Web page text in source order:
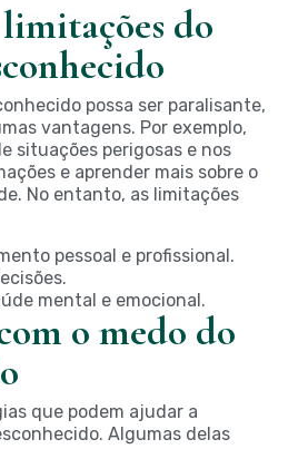
do
possa ser paralisante,
vantagens. Por exemplo,
situações perigosas e nos
e aprender mais sobre o
No entanto, as limitações
pessoal e profissional.
mental e emocional.
o medo do
que podem ajudar a
Algumas delas